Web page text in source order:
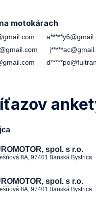
motokárach
spol. s r.o.
8A, 97401 Banská Bystrica
spol. s r.o.
8A, 97401 Banská Bystrica